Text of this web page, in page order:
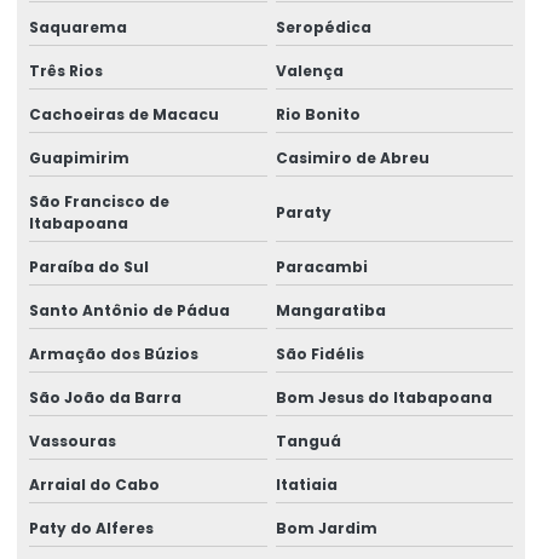
Saquarema Seropédica
Três Rios Valença
Cachoeiras de Macacu Rio Bonito
Guapimirim Casimiro de Abreu
São Francisco de
Itabapoana
Paraty
Paraíba do Sul Paracambi
Santo Antônio de Pádua Mangaratiba
Armação dos Búzios São Fidélis
São João da Barra Bom Jesus do Itabapoana
Vassouras Tanguá
Arraial do Cabo Itatiaia
Paty do Alferes Bom Jardim